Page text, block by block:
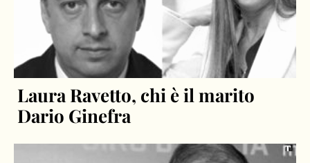
Laura Ravetto, chi è il marito
Dario Ginefra